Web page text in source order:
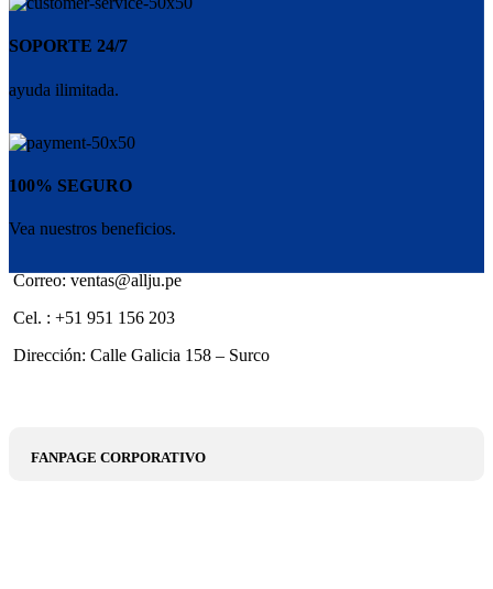
SOPORTE 24/7
ayuda ilimitada.
100% SEGURO
Vea nuestros beneficios.
Correo: ventas@allju.pe
Cel. : +51 951 156 203
Dirección: Calle Galicia 158 – Surco
FANPAGE CORPORATIVO